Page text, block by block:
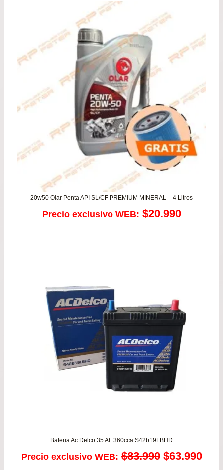
20w50 Olar Penta API SL/CF PREMIUM MINERAL – 4 Litros
Precio exclusivo WEB: $20.990
Bateria Ac Delco 35 Ah 360cca S42b19LBHD
Precio exclusivo WEB: $83.990 El
$63.990El